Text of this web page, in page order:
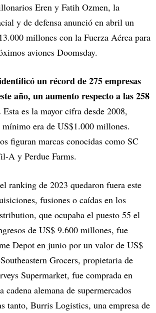
Eren y Fatih Ozmen, la
y de defensa anunció en abril un
millones con la Fuerza Aérea para
aviones Doomsday.
un récord de 275 empresas
año, un aumento respecto a las 258
Esta es la mayor cifra desde 2008,
era de US$1.000 millones.
figuran marcas conocidas como SC
A y Perdue Farms.
ranking de 2023 quedaron fuera este
fusiones o caídas en los
que ocupaba el puesto 55 el
de US$ 9.600 millones, fue
Depot en junio por un valor de US$
Grocers, propietaria de
Supermarket, fue comprada en
alemana de supermercados
tanto, Burris Logistics, una empresa de